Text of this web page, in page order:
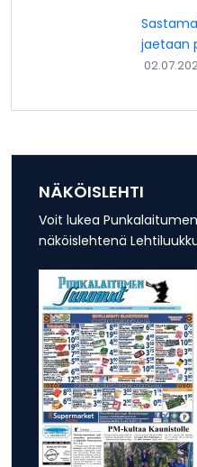
jaetaan
NÄKÖISLEHTI
Voit lukea
näköislehtenä